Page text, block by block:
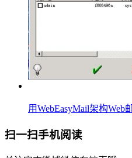
用WebEasyMail架构Web
扫一扫手机阅读